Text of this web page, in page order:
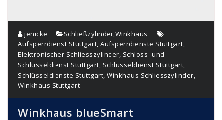
jenicke Schließzylinder,Winkhaus
Aufsperrdienst Stuttgart, Aufsperrdienste Stuttgart,
Elektronischer Schliesszylinder, Schloss- und
Schlüsseldienst Stuttgart, Schlüsseldienst Stuttgart,
Schlüsseldienste Stuttgart, Winkhaus Schliesszylinder,
Winkhaus Stuttgart
Winkhaus blueSmart